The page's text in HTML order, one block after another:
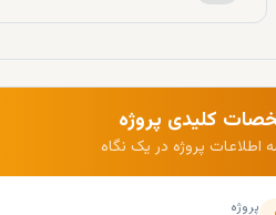
کلیدی پروژه
اطلاعات پروژه در یک نگاه
پروژه